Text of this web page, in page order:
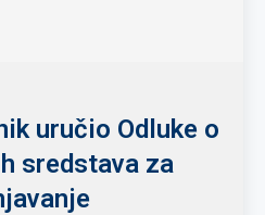
uručio Odluke o
sredstava za